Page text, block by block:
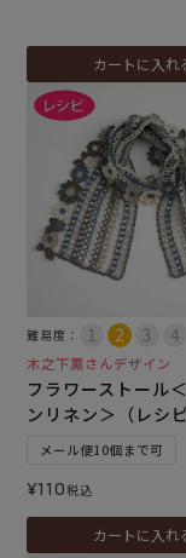
カートに入れ
難易度：
木之下薫さんデザイン
フラワーストール
ンリネン＞（レシピ
メール便10個まで可
¥110税込
カートに入れ